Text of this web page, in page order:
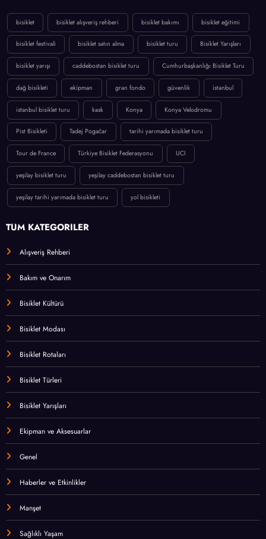
bisiklet bisiklet alışveriş rehberi bisiklet bakımı bisiklet eğitimi
bisiklet festivali bisiklet satın alma bisiklet turu Bisiklet Yarışları
bisiklet yarışı caddebostan bisiklet turu Cumhurbaşkanlığı Bisiklet Turu
dağ bisikleti ekipman gran fondo güvenlik istanbul
istanbul bisiklet turu kask Konya Konya Velodromu
Pist Bisikleti Tadej Pogačar tarihi yarımada bisiklet turu
Tour de France Türkiye Bisiklet Federasyonu UCI
yeşilay bisiklet turu yeşilay caddebostan bisiklet turu
yeşilay tarihi yarımada bisiklet turu yol bisikleti
TÜM KATEGORİLER
Alışveriş Rehberi
Bakım ve Onarım
Bisiklet Kültürü
Bisiklet Modası
Bisiklet Rotaları
Bisiklet Türleri
Bisiklet Yarışları
Ekipman ve Aksesuarlar
Genel
Haberler ve Etkinlikler
Manşet
Sağlıklı Yaşam